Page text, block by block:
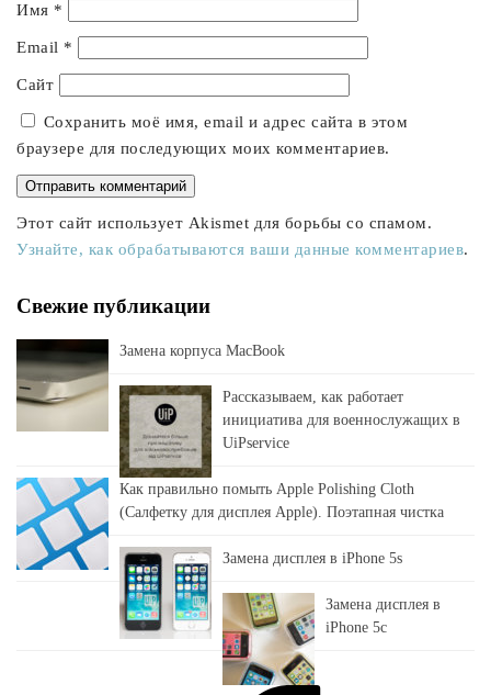
Имя *
Email *
Сайт
Сохранить моё имя, email и адрес сайта в этом
браузере для последующих моих комментариев.
Этот сайт использует Akismet для борьбы со спамом.
Узнайте, как обрабатываются ваши данные комментариев.
Свежие публикации
Замена корпуса MacBook
Рассказываем, как работает
инициатива для военнослужащих в
UiPservice
Как правильно помыть Apple Polishing Cloth
(Салфетку для дисплея Apple). Поэтапная чистка
Замена дисплея в iPhone 5s
Замена дисплея в
iPhone 5c